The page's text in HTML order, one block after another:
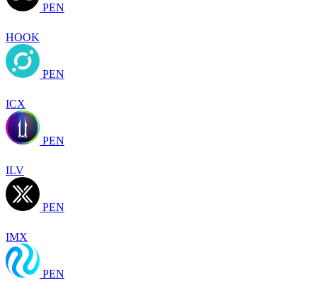
PEN
HOOK
PEN
ICX
PEN
ILV
PEN
IMX
PEN